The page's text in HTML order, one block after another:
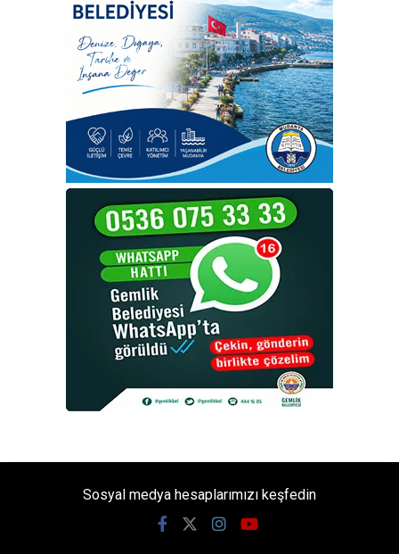
Sosyal medya hesaplarımızı keşfedin